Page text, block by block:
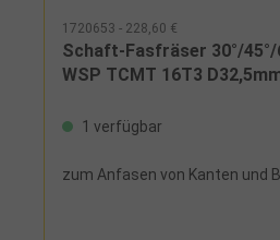
1720653 - 228,60 €
Schaft-Fasfräser 30°/45°/
WSP TCMT 16T3
1 verfügbar
zum Anfasen von Kanten und